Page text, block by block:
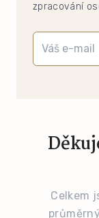
zpracování
Celkem